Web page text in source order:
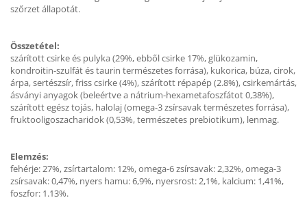
szőrzet állapotát.
Összetétel:
szárított csirke és pulyka (29%, ebből csirke 17%, glükozamin,
kondroitin-szulfát és taurin természetes forrása), kukorica, búza, cirok,
árpa, sertészsír, friss csirke (4%), szárított répapép (2.8%), csirkemártás,
ásványi anyagok (beleértve a nátrium-hexametafoszfátot 0,38%),
szárított egész tojás, halolaj (omega-3 zsírsavak természetes forrása),
fruktooligoszacharidok (0,53%, természetes prebiotikum), lenmag.
Elemzés:
fehérje: 27%, zsírtartalom: 12%, omega-6 zsírsavak: 2,32%, omega-3
zsírsavak: 0,47%, nyers hamu: 6,9%, nyersrost: 2,1%, kalcium: 1,41%,
foszfor: 1.13%.